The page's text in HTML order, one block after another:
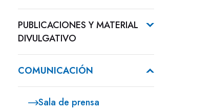
PUBLICACIONES Y MATERIAL
DIVULGATIVO
COMUNICACIÓN
Sala de prensa